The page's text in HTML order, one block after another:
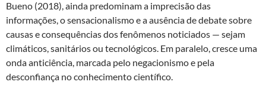
Bueno (2018), ainda predominam a imprecisão das
informações, o sensacionalismo e a ausência de debate sobre
causas e consequências dos fenômenos noticiados — sejam
climáticos, sanitários ou tecnológicos. Em paralelo, cresce uma
onda anticiência, marcada pelo negacionismo e pela
desconfiança no conhecimento científico.